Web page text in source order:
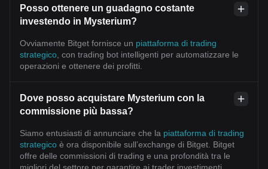
Posso ottenere un guadagno costante
investendo in Mysterium?
Ovviamente Bitget fornisce un piattaforma di trading
strategico , con trading bot intelligenti per automatizzare le
operazioni e ottenere dei profitti.
Dove posso acquistare Mysterium con la
commissione più bassa?
Siamo entusiasti di annunciare che la piattaforma di trading
strategico è ora disponibile sull’exchange di Bitget. Bitget
offre delle commissioni di trading e una profondità tra le
migliori del settore per garantire ai trader investimenti